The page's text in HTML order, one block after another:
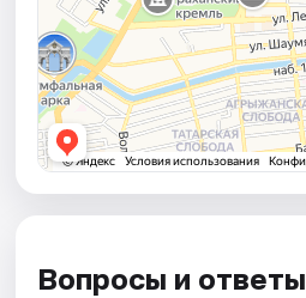
Вопросы и ответы